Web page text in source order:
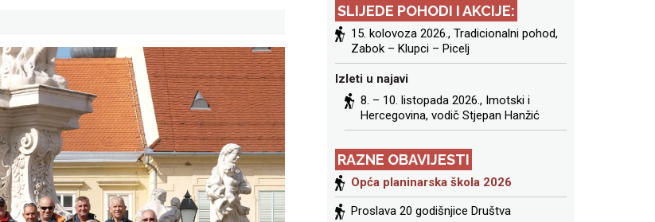
SLIJEDE POHODI I AKCIJE:
15. kolovoza 2026., Tradicionalni pohod,
Zabok – Klupci – Picelj
Izleti u najavi
8. – 10. listopada 2026., Imotski i
Hercegovina, vodič Stjepan Hanžić
RAZNE OBAVIJESTI
Opća planinarska škola 2026
Proslava 20 godišnjice Društva